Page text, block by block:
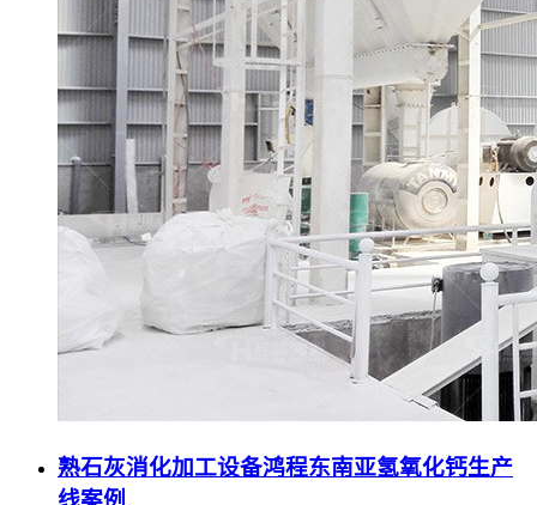
熟石灰消化加工设备鸿程东南亚氢氧化钙生产
线案例